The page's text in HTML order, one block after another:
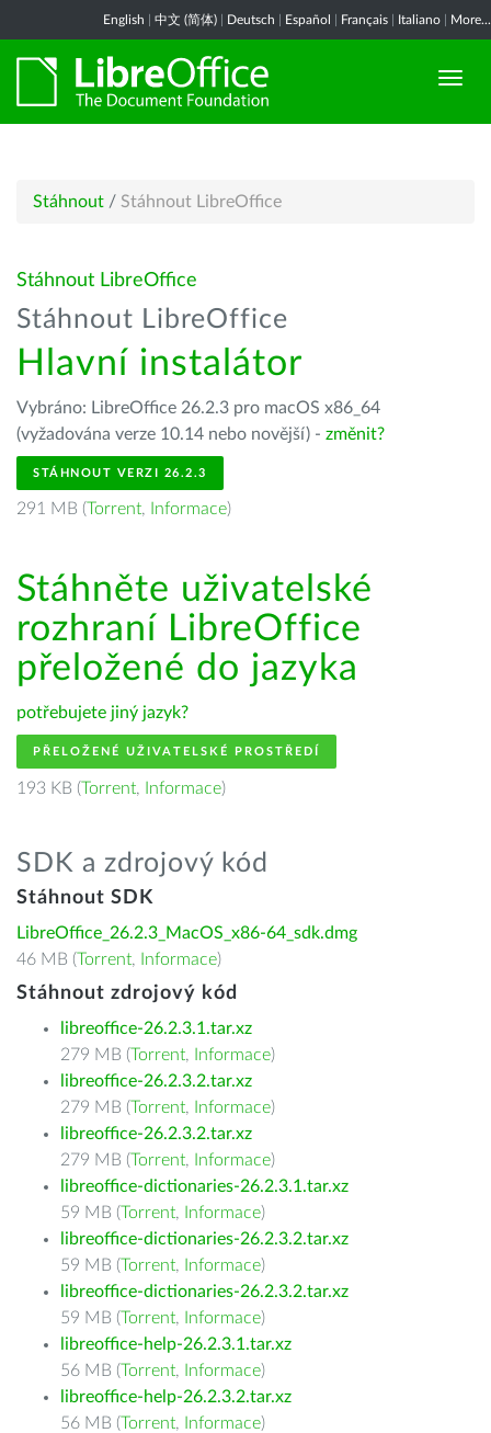
English 中文 (简体) Deutsch Español Français Italiano More...
Stáhnout / Stáhnout LibreOffice
Stáhnout LibreOffice
Stáhnout LibreOffice
Hlavní instalátor
Vybráno: LibreOffice 26.2.3 pro macOS x86_64
(vyžadována verze 10.14 nebo novější) - změnit?
STÁHNOUT VERZI 26.2.3
291 MB (Torrent, Informace)
Stáhněte uživatelské
rozhraní LibreOffice
přeložené do jazyka
potřebujete jiný jazyk?
PŘELOŽENÉ UŽIVATELSKÉ PROSTŘEDÍ
193 KB (Torrent, Informace)
SDK a zdrojový kód
Stáhnout SDK
LibreOffice_26.2.3_MacOS_x86-64_sdk.dmg
46 MB (Torrent, Informace)
Stáhnout zdrojový kód
libreoffice-26.2.3.1.tar.xz
279 MB (Torrent, Informace)
libreoffice-26.2.3.2.tar.xz
279 MB (Torrent, Informace)
libreoffice-26.2.3.2.tar.xz
279 MB (Torrent, Informace)
libreoffice-dictionaries-26.2.3.1.tar.xz
59 MB (Torrent, Informace)
libreoffice-dictionaries-26.2.3.2.tar.xz
59 MB (Torrent, Informace)
libreoffice-dictionaries-26.2.3.2.tar.xz
59 MB (Torrent, Informace)
libreoffice-help-26.2.3.1.tar.xz
56 MB (Torrent, Informace)
libreoffice-help-26.2.3.2.tar.xz
56 MB (Torrent, Informace)